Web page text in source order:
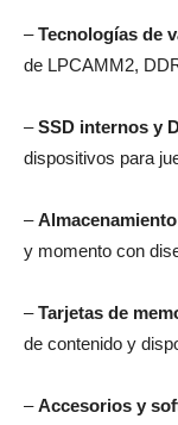
–Tecnologías de
de LPCAMM2,
–SSD internos y
dispositivos para
–
y momento con
–Tarjetas de
de contenido y
–Accesorios y